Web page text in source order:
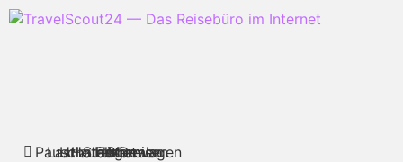
Pauschalreisen
Last
Urlaubsthemen
Hotels
Städtereisen
Flüge
Mietwagen
Deals